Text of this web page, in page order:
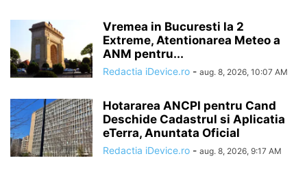
Vremea in Bucuresti la 2
Extreme, Atentionarea Meteo a
ANM pentru...
Redactia iDevice.ro - aug. 8, 2026, 10:07 AM
Hotararea ANCPI pentru Cand
Deschide Cadastrul si Aplicatia
eTerra, Anuntata Oficial
Redactia iDevice.ro - aug. 8, 2026, 9:17 AM